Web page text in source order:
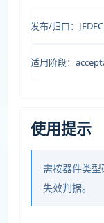
发布/归口：JEDEC
适用阶段：
使用提示
需按器件类
失效判据。